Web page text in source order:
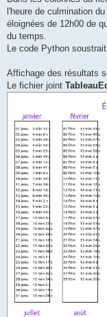
l'heure de culmination
éloignées de 12h00 de
du temps.
Le code Python
Affichage des résultats
Le fichier joint